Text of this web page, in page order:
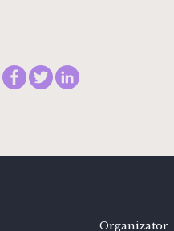
Facebook
TwitterLinkedIn
Organizator